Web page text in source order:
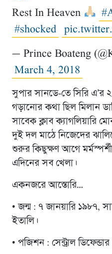
Rest In Heaven
#shocked
— Prince Boateng
March 4, 2018
সুপার সানডে-তে সিরি এ’র
গড়ানোর কথা ছিল মিলান
সাবেক ক্লাব ক্যাগলিয়ারি
দুই দল মাঠে নিজেদের
শুরুর কিছুক্ষণ আগে
এদিনের সব খেলা।
একনজরে আস্তোরি…
• জন্ম : ৭ জানয়ারি ১৯৮৭,
ইতালি।
• ‎পজিশন : সেন্ট্রাল